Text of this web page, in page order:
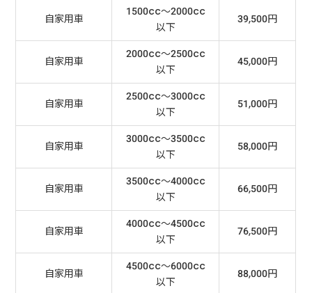
自家用車
1500cc～2000cc
以下
39,500円
自家用車
2000cc～2500cc
以下
45,000円
自家用車
2500cc～3000cc
以下
51,000円
自家用車
3000cc～3500cc
以下
58,000円
自家用車
3500cc～4000cc
以下
66,500円
自家用車
4000cc～4500cc
以下
76,500円
自家用車
4500cc～6000cc
以下
88,000円